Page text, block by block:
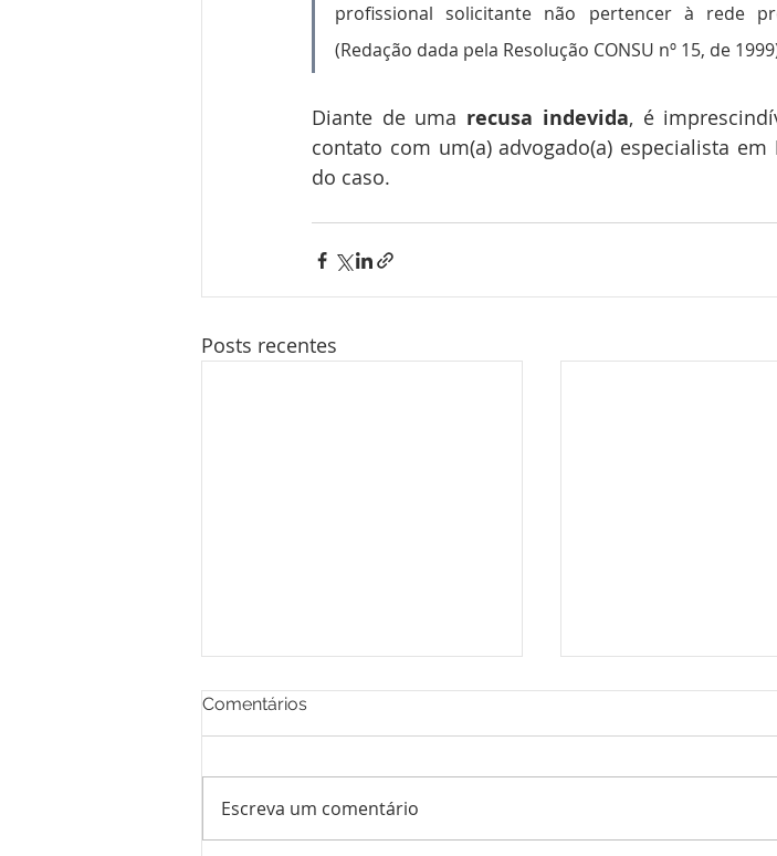
profissional solicitante não pertencer à rede
(Redação dada pela Resolução CONSU nº 15, de
Diante de uma recusa indevida, é
contato com um(a) advogado(a) especialista em
do caso.
Posts recentes
Comentários
Escreva um comentário